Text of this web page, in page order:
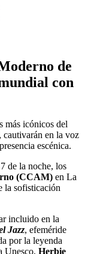
de
con
más icónicos del
cautivarán en la voz
escénica.
de la noche, los
(CCAM) en La
la sofisticación
incluido en la
Jazz, efeméride
por la leyenda
Unesco, Herbie